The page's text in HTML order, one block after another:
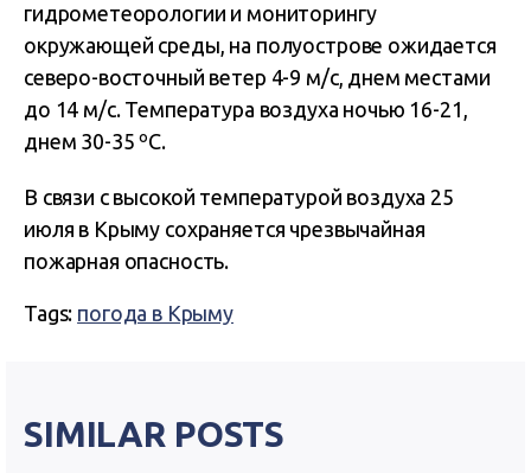
гидрометеорологии и мониторингу
окружающей среды, на полуострове ожидается
северо-восточный ветер 4-9 м/с, днем местами
до 14 м/с. Температура воздуха ночью 16-21,
днем 30-35 ºС.
В связи с высокой температурой воздуха 25
июля в Крыму сохраняется чрезвычайная
пожарная опасность.
Tags: погода в Крыму
SIMILAR POSTS